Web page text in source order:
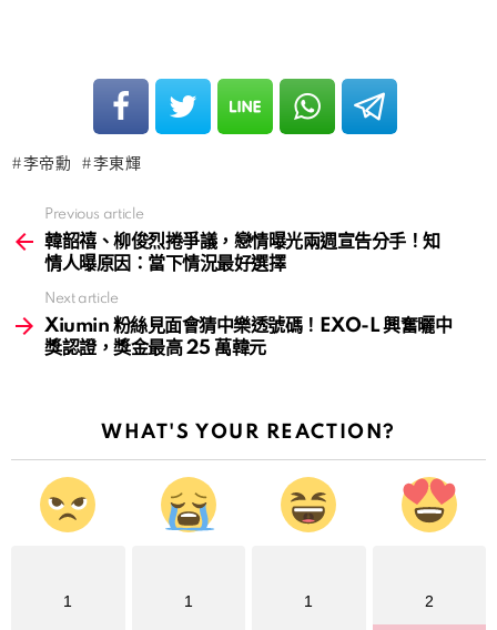
李帝勳 李東輝
more
Previous article
韓韶禧、柳俊烈捲爭議，戀情曝光兩週宣告分手！知
情人曝原因：當下情況最好選擇
Next article
Xiumin 粉絲見面會猜中樂透號碼！EXO-L 興奮曬中
獎認證，獎金最高 25 萬韓元
WHAT'S YOUR REACTION?
1 1 1 2